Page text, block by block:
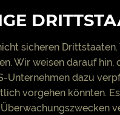
sicheren Drittstaaten.
Wir weisen darauf hin,
Unternehmen dazu
vorgehen könnten.